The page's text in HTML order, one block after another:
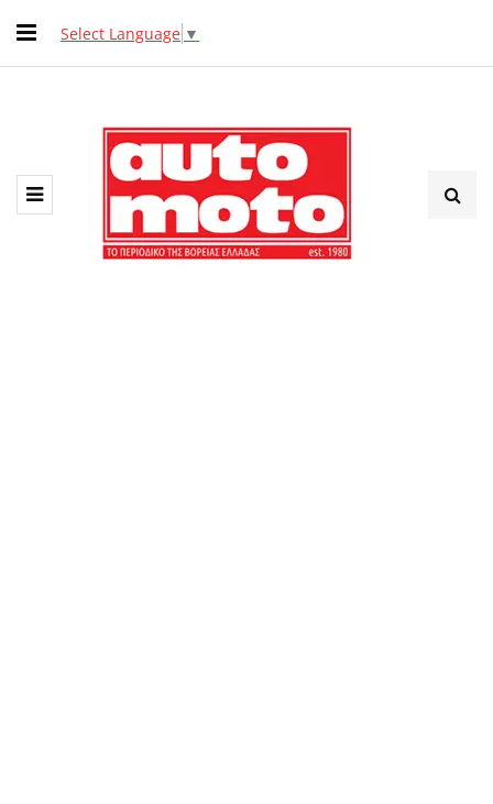
Select Language ▼